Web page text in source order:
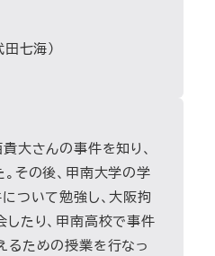
七海）
大さんの事件を知り、
その後、甲南大学の学
ついて勉強し、大阪拘
たり、甲南高校で事件
るための授業を行なっ